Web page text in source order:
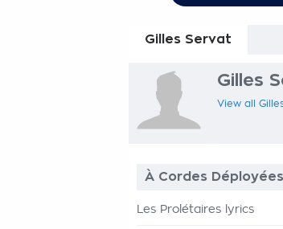
Gilles Servat
Gilles
View all
À Cordes
Les Prolétaires lyrics